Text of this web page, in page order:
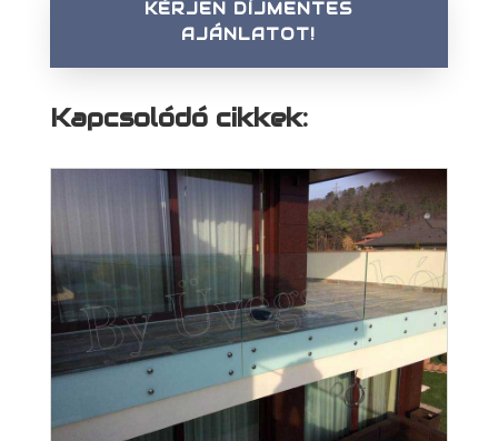
KÉRJEN DÍJMENTES
AJÁNLATOT!
Kapcsolódó cikkek: